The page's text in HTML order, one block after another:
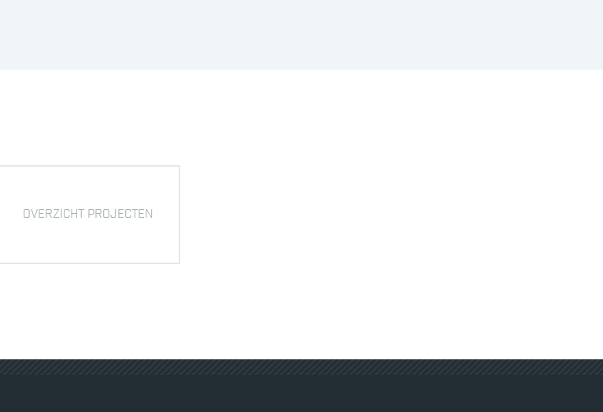
OVERZICHT PROJECTEN